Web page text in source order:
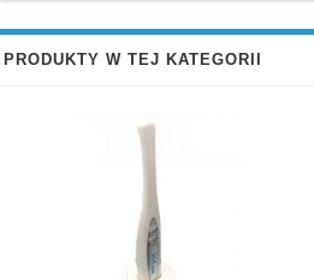
PRODUKTY W TEJ KATEGORII